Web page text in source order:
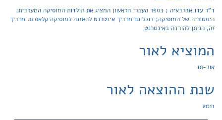
ד"ר עדו אברבאיה ; בספר העברי הראשון המציג את תולדות המוסיקה המערבית;
היסטוריה של המוסיקה; כולל גם מדריך אינטרנט להאזנה למוסיקה קלאסית. מדריך
זה, הניתן להורדה באינטרנט
המוציא לאור
אור-תו
שנת ההוצאה לאור
2011